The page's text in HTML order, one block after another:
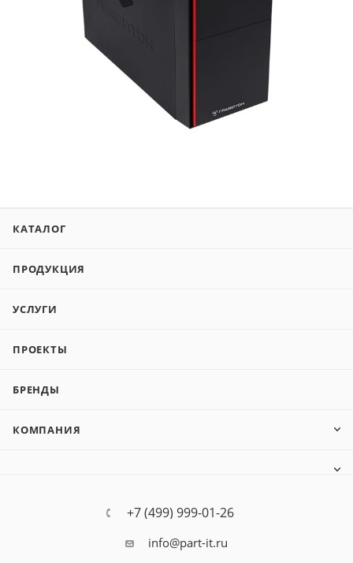
КАТАЛОГ
ПРОДУКЦИЯ
УСЛУГИ
ПРОЕКТЫ
БРЕНДЫ
КОМПАНИЯ
+7 (499) 999-01-26
info@part-it.ru